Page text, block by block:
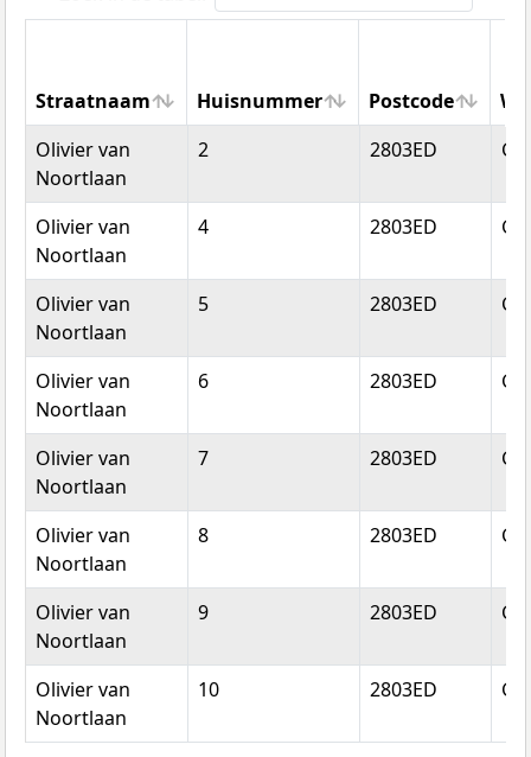
Straatnaam Huisnummer Postcode
Straatnaam
Huisnummer Postcode
Olivier van
Noortlaan
2 2803ED
Olivier van
Noortlaan
4 2803ED
Olivier van
Noortlaan
5 2803ED
Olivier van
Noortlaan
6 2803ED
Olivier van
Noortlaan
7 2803ED
Olivier van
Noortlaan
8 2803ED
Olivier van
Noortlaan
9 2803ED
Olivier van
Noortlaan
10 2803ED